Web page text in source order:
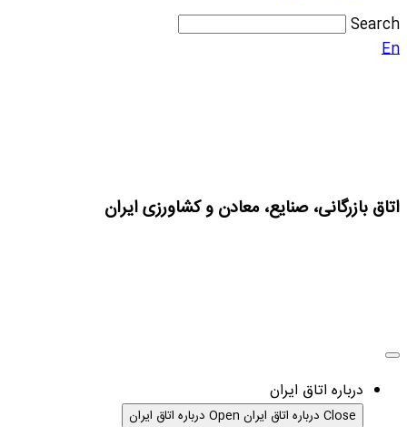
Search
En
اتاق بازرگانی، صنایع، معادن و کشاورزی ایران
درباره اتاق ایران
Close درباره اتاق ایران Open درباره اتاق ایران